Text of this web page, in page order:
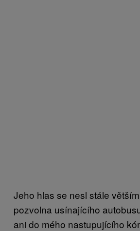
Jeho hlas se nesl stále
pozvolna usínajícího
ani do mého nastupujícího